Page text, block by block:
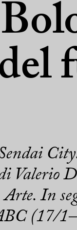
Valerio
Arte. In
(17/